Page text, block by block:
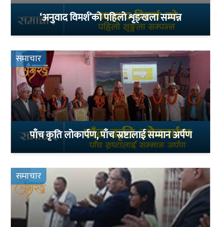
‘अनुवाद विमर्श’को पहिलो शृङ्खला सम्पन्न
समाचार
पाँच कृति लोकार्पण, पाँच स्रष्टालाई सम्मान अर्पण
समाचार